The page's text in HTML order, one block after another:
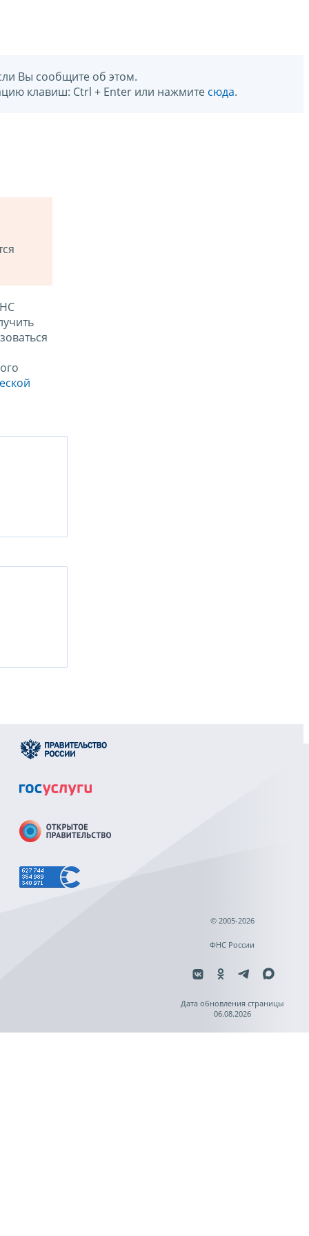
Вы сообщите об этом.
клавиш: Ctrl + Enter или нажмите сюда.
© 2005-2026
ФНС России
Дата обновления страницы
06.08.2026